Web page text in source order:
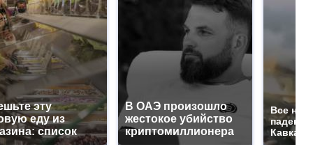
эту
еду из
список
В ОАЭ произошло
жестокое убийство
криптомиллионера
Все